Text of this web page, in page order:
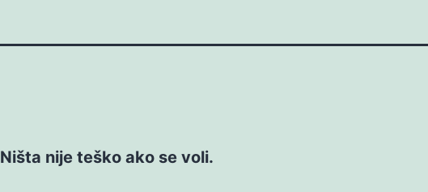
Ništa nije teško ako se voli.